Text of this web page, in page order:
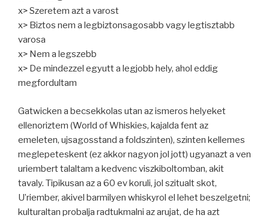
x> Szeretem azt a varost
x> Biztos nem a legbiztonsagosabb vagy legtisztabb
varosa
x> Nem a legszebb
x> De mindezzel egyutt a legjobb hely, ahol eddig
megfordultam
Gatwicken a becsekkolas utan az ismeros helyeket
ellenoriztem (World of Whiskies, kajalda fent az
emeleten, ujsagosstand a foldszinten), szinten kellemes
meglepeteskent (ez akkor nagyon jol jott) ugyanazt a ven
uriembert talaltam a kedvenc viszkiboltomban, akit
tavaly. Tipikusan az a 60 ev koruli, jol szitualt skot,
U’riember, akivel barmilyen whiskyrol el lehet beszelgetni;
kulturaltan probalja radtukmalni az arujat, de ha azt